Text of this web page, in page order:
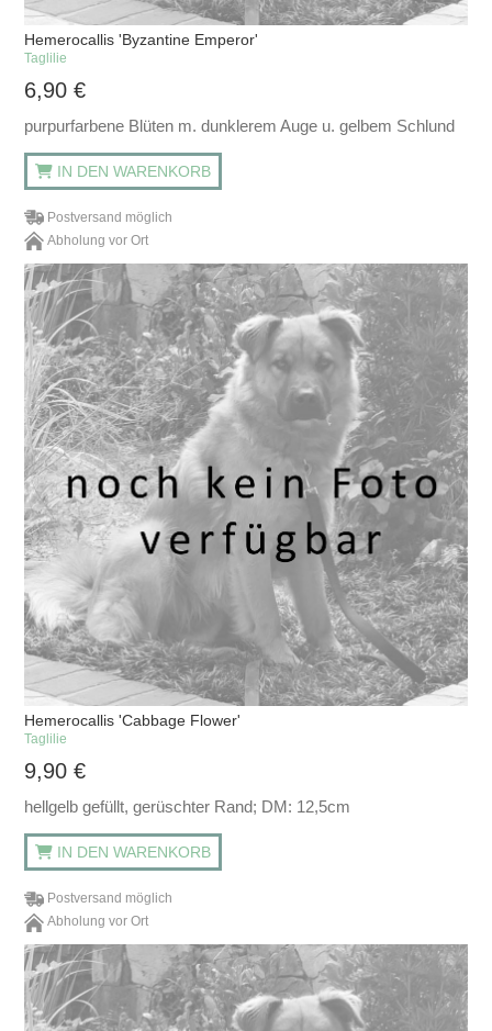
Hemerocallis 'Byzantine Emperor'
Taglilie
6,90€
purpurfarbene Blüten m. dunklerem Auge u. gelbem Schlund
IN DEN WARENKORB
Postversand möglich
Abholung vor Ort
Hemerocallis 'Cabbage Flower'
Taglilie
9,90€
hellgelb gefüllt, gerüschter Rand; DM: 12,5cm
IN DEN WARENKORB
Postversand möglich
Abholung vor Ort